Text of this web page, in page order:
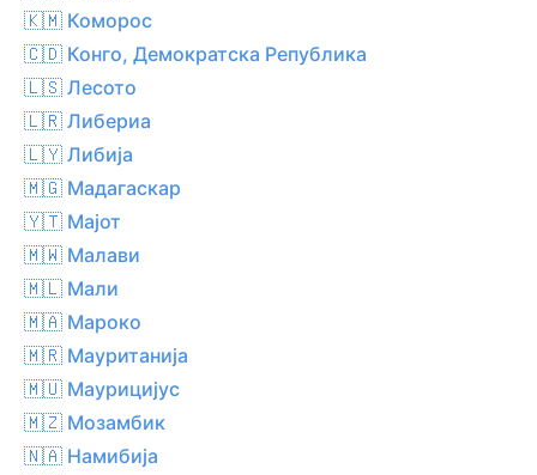
🇰🇲 Коморос
🇨🇩 Конго, Демократска Република
🇱🇸 Лесото
🇱🇷 Либериа
🇱🇾 Либија
🇲🇬 Мадагаскар
🇾🇹 Мајот
🇲🇼 Малави
🇲🇱 Мали
🇲🇦 Мароко
🇲🇷 Мауританија
🇲🇺 Маурицијус
🇲🇿 Мозамбик
🇳🇦 Намибија